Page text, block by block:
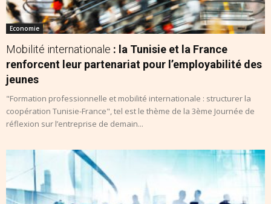
Economie
Mobilité internationale : la Tunisie et la France
renforcent leur partenariat pour l’employabilité des
jeunes
"Formation professionnelle et mobilité internationale : structurer la
coopération Tunisie-France", tel est le thème de la 3ème Journée de
réflexion sur l’entreprise de demain...